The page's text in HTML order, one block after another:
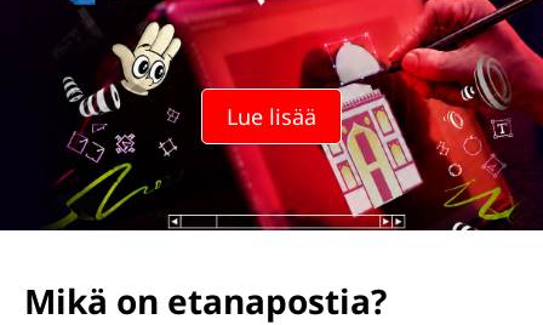
Lue lisää
Mikä on etanapostia?